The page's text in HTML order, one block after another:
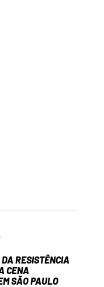
RESISTÊNCIA
CENA
SÃO PAULO